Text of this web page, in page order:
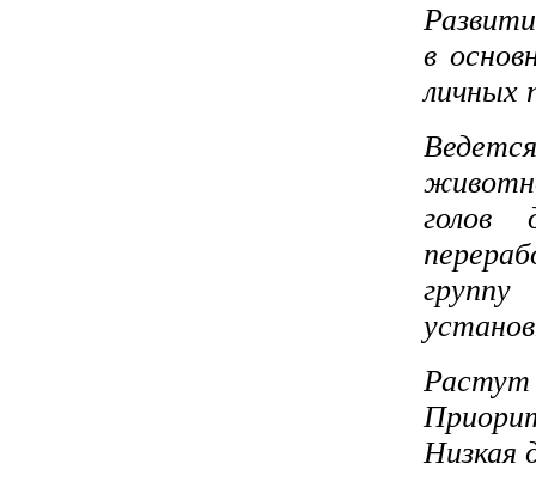
в
личных
голов
Низкая